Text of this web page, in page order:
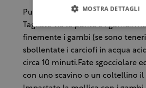
Pulite i carciofi eliminando le
Tagliate via le punte e i
finemente i gambi (se sono
sbollentate i carciofi in acqua
circa 10 minuti.Fate sgocciolare
con uno scavino o un coltellino il
MOSTRA DETTAGLI